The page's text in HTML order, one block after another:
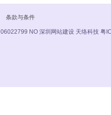
条款与条件
06022799 NO 深圳网站建设 天络科技 粤